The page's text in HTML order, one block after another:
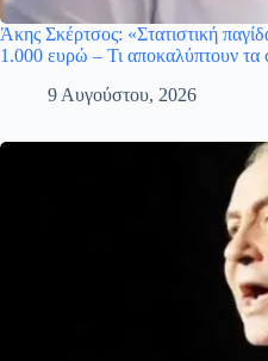
Άκης Σκέρτσος: «Στατιστική
1.000 ευρώ – Τι αποκαλύπτουν τα
9 Αυγούστου, 2026